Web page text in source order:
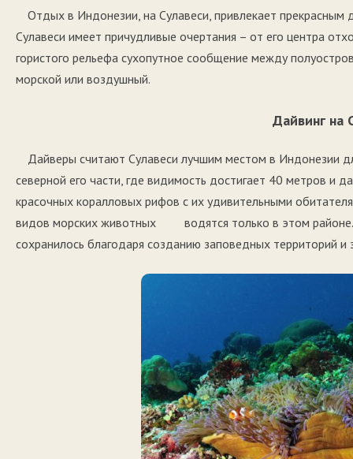
Отдых в Индонезии, на Сулавеси, привлекает
Сулавеси имеет причудливые очертания – от его центра
гористого рельефа сухопутное сообщение между
морской или воздушный.
Дайвинг на
Дайверы считают Сулавеси лучшим местом в Индонезии
северной его части, где видимость достигает 40 метров и
красочных коралловых рифов с их удивительными
видов морских животных водятся только в этом районе.
сохранилось благодаря созданию заповедных территорий